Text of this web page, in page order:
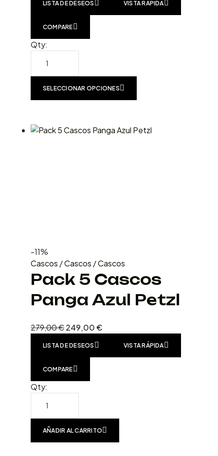
LISTA DE DESEOS VISTA RÁPIDA
COMPARE
Qty:
SELECCIONAR OPCIONES
-11%
Cascos /Cascos /Cascos
Pack 5 Cascos
Panga Azul Petzl
279,00€249,00€
LISTA DE DESEOS VISTA RÁPIDA
COMPARE
Qty:
AÑADIR AL CARRITO